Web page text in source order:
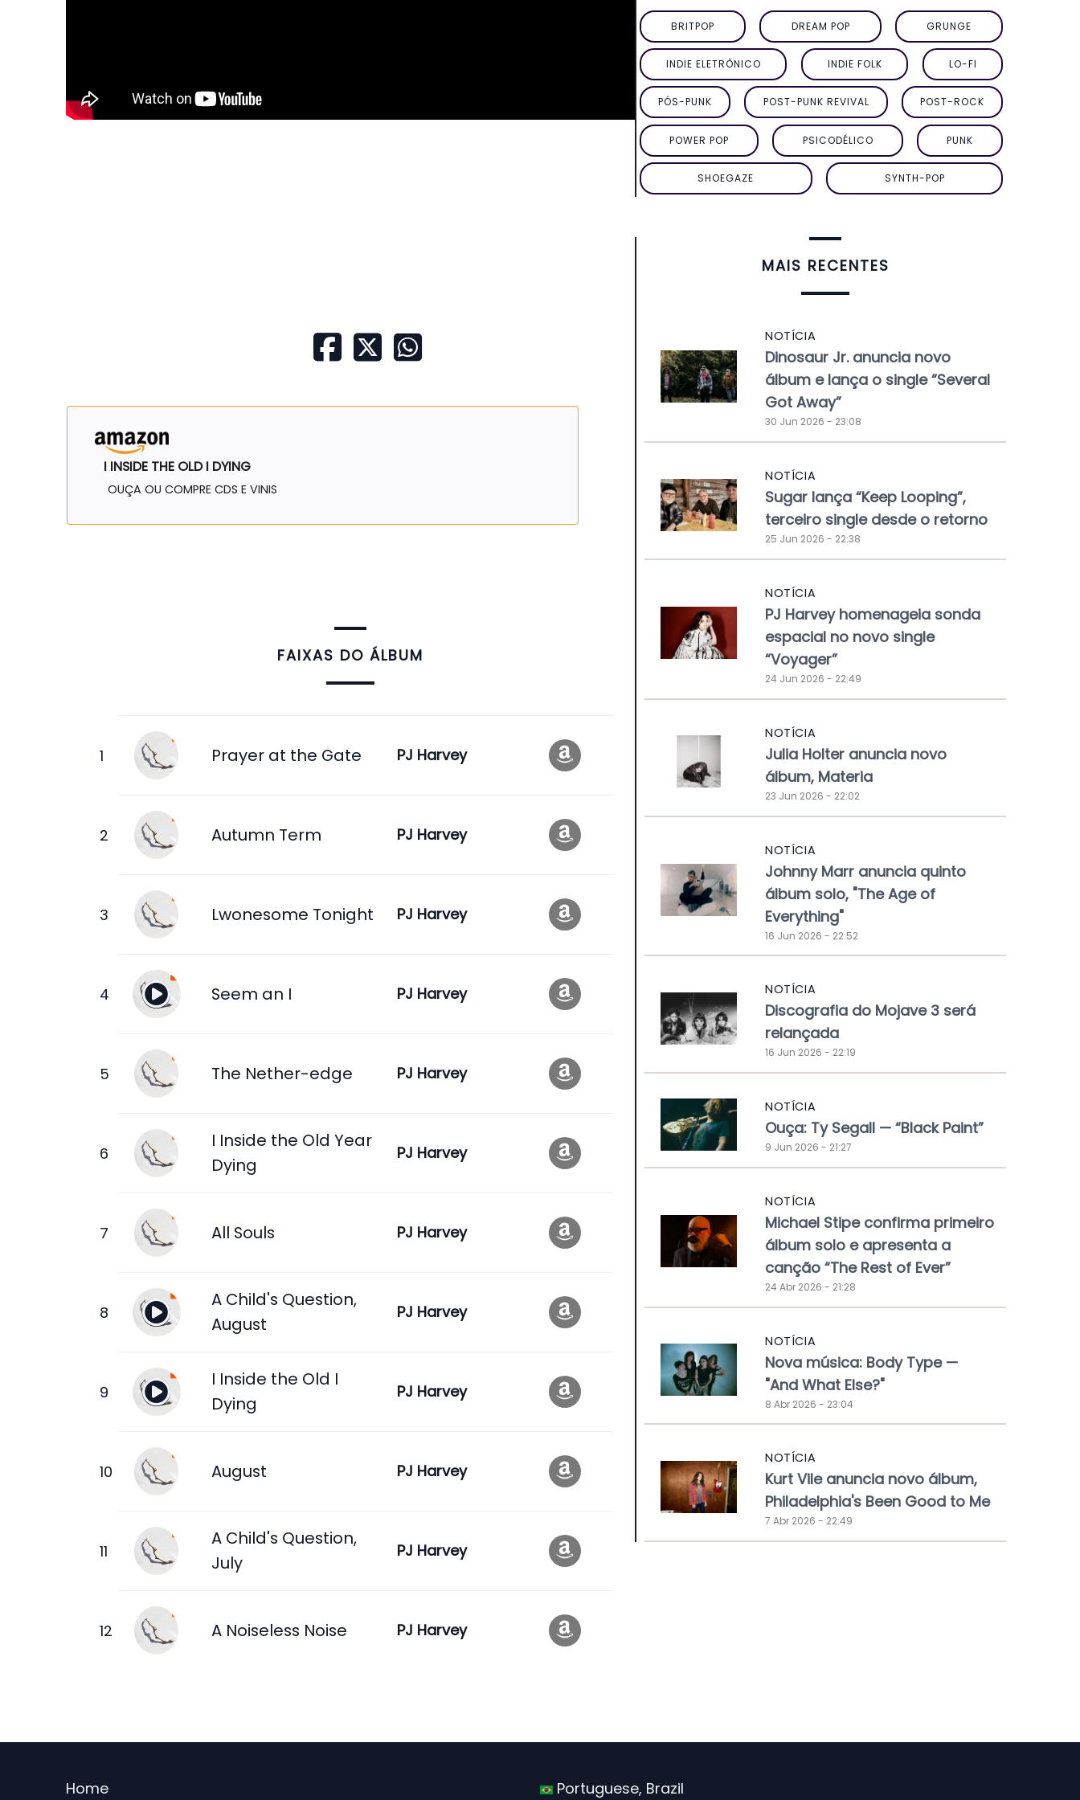
I INSIDE THE OLD I DYING
OUÇA OU COMPRE CDS E VINIS
FAIXAS DO ÁLBUM
Prayer at the Gate PJ Harvey
Autumn Term PJ Harvey
Lwonesome Tonight PJ Harvey
Seem an I PJ Harvey
The Nether-edge PJ Harvey
I Inside the Old Year
Dying
PJ Harvey
All Souls PJ Harvey
A Child's Question,
August
PJ Harvey
I Inside the Old I
Dying
PJ Harvey
August PJ Harvey
A Child's Question,
July
PJ Harvey
A Noiseless Noise PJ Harvey
BRITPOP DREAM POP GRUNGE
INDIE ELETRÔNICO INDIE FOLK LO-FI
PÓS-PUNK POST-PUNK REVIVAL POST-ROCK
POWER POP PSICODÉLICO PUNK
SHOEGAZE SYNTH-POP
MAIS RECENTES
NOTÍCIA
Dinosaur Jr. anuncia novo
álbum e lança o single “Several
Got Away”
30 Jun 2026 - 23:08
NOTÍCIA
Sugar lança “Keep Looping”,
terceiro single desde o retorno
25 Jun 2026 - 22:38
NOTÍCIA
PJ Harvey homenageia sonda
espacial no novo single
“Voyager”
24 Jun 2026 - 22:49
NOTÍCIA
Julia Holter anuncia novo
álbum, Materia
23 Jun 2026 - 22:02
NOTÍCIA
Johnny Marr anuncia quinto
álbum solo, "The Age of
Everything"
16 Jun 2026 - 22:52
NOTÍCIA
Discografia do Mojave 3 será
relançada
16 Jun 2026 - 22:19
NOTÍCIA
Ouça: Ty Segall — “Black Paint”
9 Jun 2026 - 21:27
NOTÍCIA
Michael Stipe confirma primeiro
álbum solo e apresenta a
canção “The Rest of Ever”
24 Abr 2026 - 21:28
NOTÍCIA
Nova música: Body Type —
"And What Else?"
8 Abr 2026 - 23:04
NOTÍCIA
Kurt Vile anuncia novo álbum,
Philadelphia's Been Good to Me
7 Abr 2026 - 22:49
Menu
Home Portuguese, Brazil